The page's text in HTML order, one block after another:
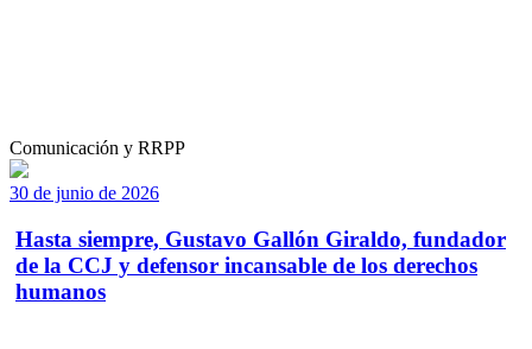
Comunicación y RRPP
30 de junio de 2026
Hasta siempre, Gustavo Gallón Giraldo, fundador
de la CCJ y defensor incansable de los derechos
humanos